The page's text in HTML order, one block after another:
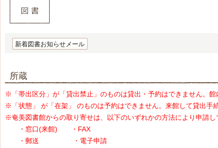
新着図書お知らせメール
所蔵
※「帯出区分」が「貸出禁止」のものは貸出・予約はできません。
※「状態」 が「在架」 のものは予約はできません。来館して貸出手
※奄美図書館からの取り寄せは、以下のいずれかの方法により申請し
・窓口(来館) ・FAX
・郵送 ・電子申請